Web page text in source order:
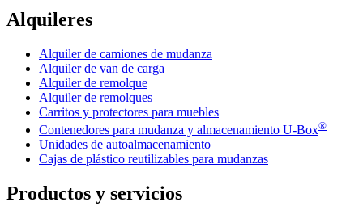
Alquileres
Alquiler de camiones de mudanza
Alquiler de van de carga
Alquiler de remolque
Alquiler de remolques
Carritos y protectores para muebles
Contenedores para mudanza y almacenamiento U-Box®
Unidades de autoalmacenamiento
Cajas de plástico reutilizables para mudanzas
Productos y servicios